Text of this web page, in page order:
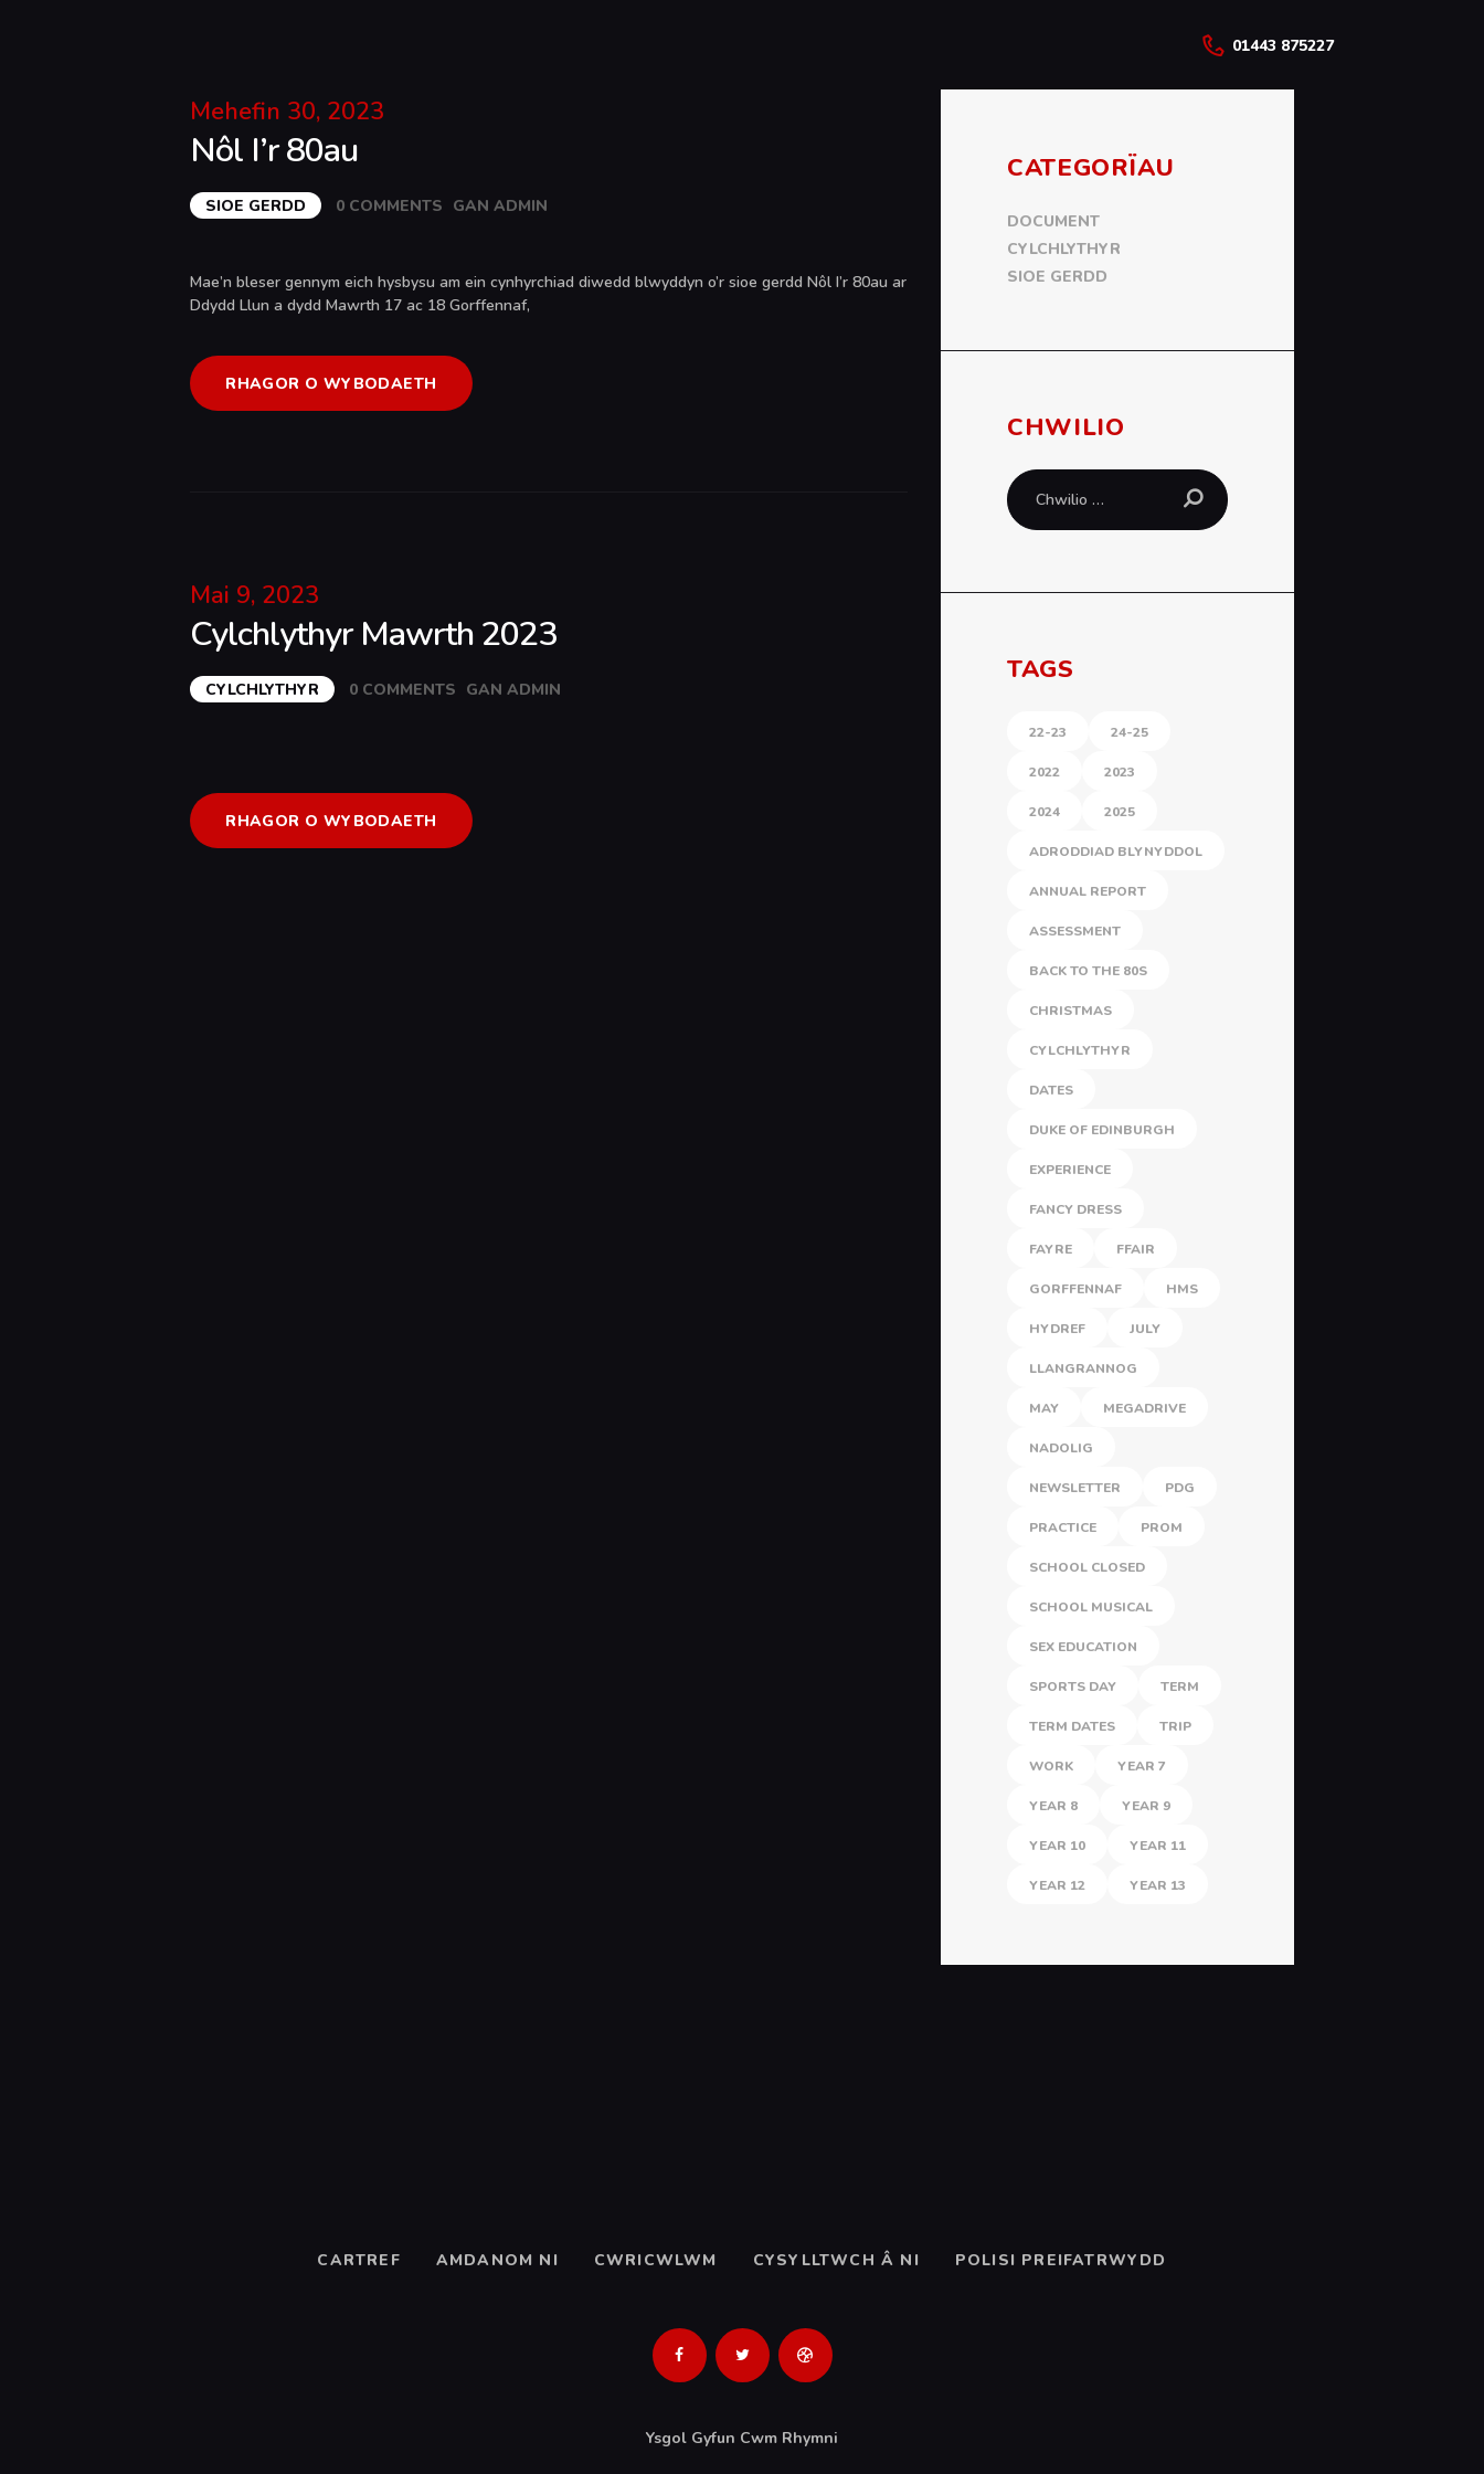
01443 875227
CWRICWLWM
DIGWYDDIADAU &
NEWYDDION
Mehefin 30, 2023
Nôl I’r 80au
SIOE GERDD 0 COMMENTS GANADMIN
Mae’n bleser gennym eich hysbysu am ein cynhyrchiad diwedd blwyddyn o’r sioe gerdd Nôl I’r 80au ar
Ddydd Llun a dydd Mawrth 17 ac 18 Gorffennaf,
RHAGOR O WYBODAETH
Mai 9, 2023
Cylchlythyr Mawrth 2023
CYLCHLYTHYR 0 COMMENTS GANADMIN
RHAGOR O WYBODAETH
CATEGORÏAU
DOCUMENT
CYLCHLYTHYR
SIOE GERDD
CHWILIO
Chwilio
am:
TAGS
22-23 24-25
2022 2023
2024 2025
ADRODDIAD BLYNYDDOL
ANNUAL REPORT
ASSESSMENT
BACK TO THE 80S
CHRISTMAS
CYLCHLYTHYR
DATES
DUKE OF EDINBURGH
EXPERIENCE
FANCY DRESS
FAYRE FFAIR
GORFFENNAF HMS
HYDREF JULY
LLANGRANNOG
MAY MEGADRIVE
NADOLIG
NEWSLETTER PDG
PRACTICE PROM
SCHOOL CLOSED
SCHOOL MUSICAL
SEX EDUCATION
SPORTS DAY TERM
TERM DATES TRIP
WORK YEAR 7
YEAR 8 YEAR 9
YEAR 10 YEAR 11
YEAR 12 YEAR 13
CARTREF AMDANOM NI CWRICWLWM CYSYLLTWCH Â NI POLISI PREIFATRWYDD
Ysgol Gyfun Cwm Rhymni